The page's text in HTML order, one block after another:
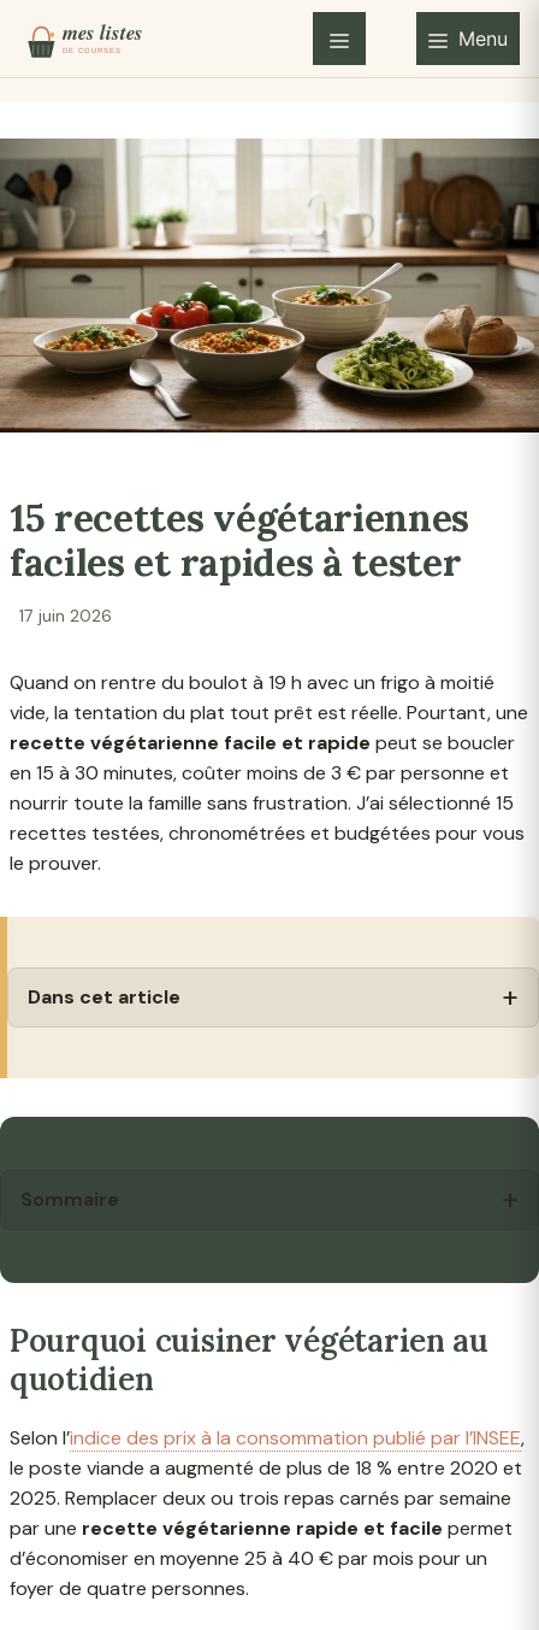
contenu
Menu Menu
15 recettes végétariennes
faciles et rapides à tester
17 juin 2026
Quand on rentre du boulot à 19 h avec un frigo à moitié
vide, la tentation du plat tout prêt est réelle. Pourtant, une
recette végétarienne facile et rapide peut se boucler
en 15 à 30 minutes, coûter moins de 3 € par personne et
nourrir toute la famille sans frustration. J’ai sélectionné 15
recettes testées, chronométrées et budgétées pour vous
le prouver.
Dans cet article
Sommaire
Pourquoi cuisiner végétarien au
quotidien
Selon l’indice des prix à la consommation publié par l’INSEE,
le poste viande a augmenté de plus de 18 % entre 2020 et
2025. Remplacer deux ou trois repas carnés par semaine
par une recette végétarienne rapide et facile permet
d’économiser en moyenne 25 à 40 € par mois pour un
foyer de quatre personnes.